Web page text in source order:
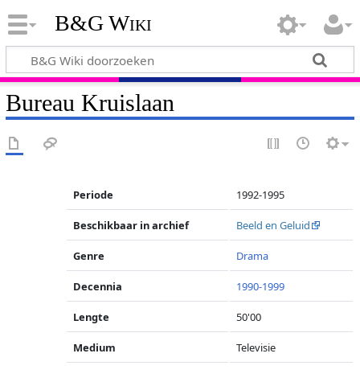
B&G Wiki
Bureau Kruislaan
Periode 1992-1995
Beschikbaar in archief Beeld en Geluid
Genre Drama
Decennia 1990-1999
Lengte 50'00
Medium Televisie